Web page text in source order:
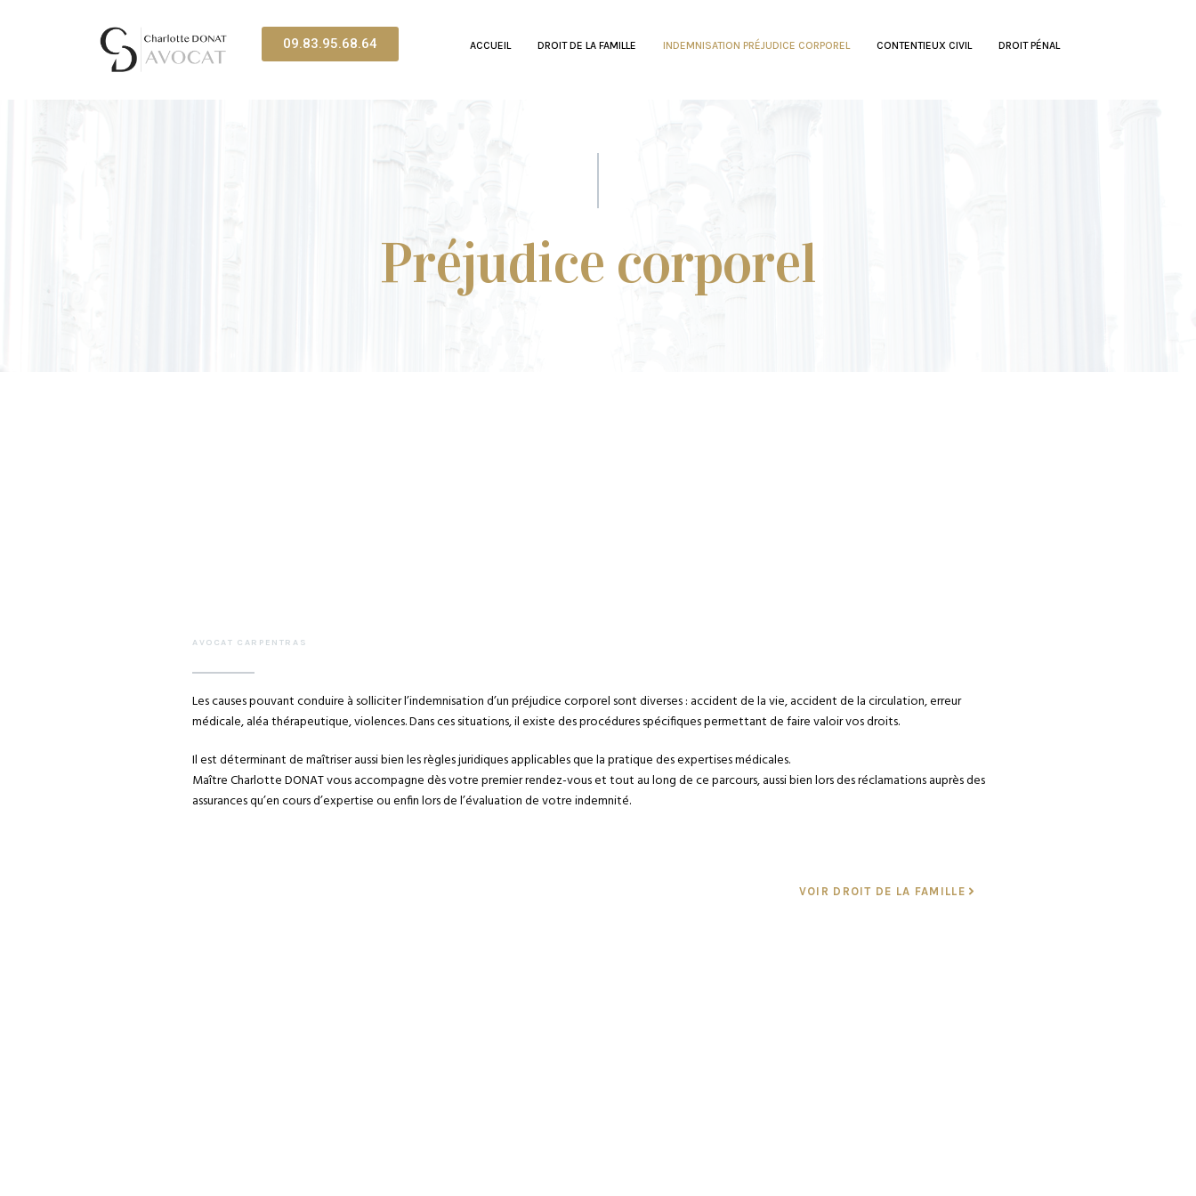
09.83.95.68.64 ACCUEIL DROIT DE LA FAMILLE INDEMNISATION PRÉJUDICE CORPOREL CONTENTIEUX CIVIL DROIT PÉNAL
Préjudice corporel
AVOCAT CARPENTRAS
Les causes pouvant conduire à solliciter l’indemnisation d’un préjudice corporel sont diverses : accident de la vie, accident de la circulation, erreur
médicale, aléa thérapeutique, violences. Dans ces situations, il existe des procédures spécifiques permettant de faire valoir vos droits.
Il est déterminant de maîtriser aussi bien les règles juridiques applicables que la pratique des expertises médicales.
Maître Charlotte DONAT vous accompagne dès votre premier rendez-vous et tout au long de ce parcours, aussi bien lors des réclamations auprès des
assurances qu’en cours d’expertise ou enfin lors de l’évaluation de votre indemnité.
VOIR DROIT DE LA FAMILLE